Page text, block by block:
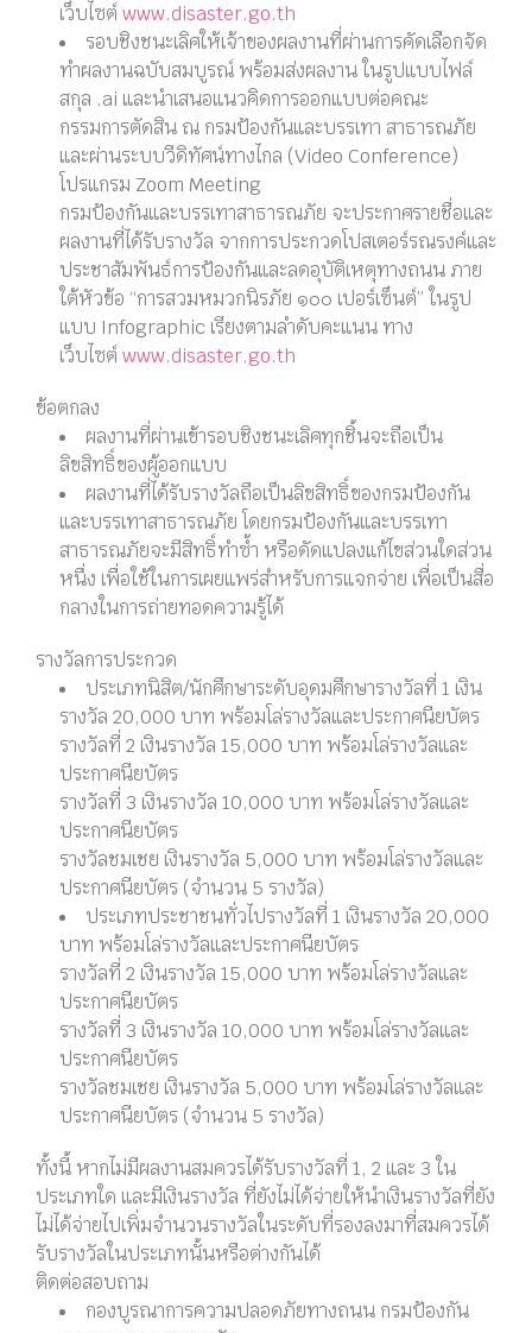
เว็บไซต์ www.disaster.go.th
รอบชิงชนะเลิศให้เจ้าของผลงานที่ผ่านการคัดเลือกจัด
ทําผลงานฉบับสมบูรณ์ พร้อมส่งผลงาน ในรูปแบบไฟล์
สกุล .ai และนําเสนอแนวคิดการออกแบบต่อคณะ
กรรมการตัดสิน ณ กรมป้องกันและบรรเทา สาธารณภัย
และผ่านระบบวีดิทัศน์ทางไกล (Video Conference)
โปรแกรม Zoom Meeting
กรมป้องกันและบรรเทาสาธารณภัย จะประกาศรายชื่อและ
ผลงานที่ได้รับรางวัล จากการประกวดโปสเตอร์รณรงค์และ
ประชาสัมพันธ์การป้องกันและลดอุบัติเหตุทางถนน ภาย
ใต้หัวข้อ “การสวมหมวกนิรภัย ๑๐๐ เปอร์เซ็นต์” ในรูป
แบบ Infographic เรียงตามลําดับคะแนน ทาง
เว็บไซต์ www.disaster.go.th
ข้อตกลง
ผลงานที่ผ่านเข้ารอบชิงชนะเลิศทุกชิ้นจะถือเป็น
ลิขสิทธิ์ของผู้ออกแบบ
ผลงานที่ได้รับรางวัลถือเป็นลิขสิทธิ์ของกรมป้องกัน
และบรรเทาสาธารณภัย โดยกรมป้องกันและบรรเทา
สาธารณภัยจะมีสิทธิ์ทําซ้ำ หรือดัดแปลงแก้ไขส่วนใดส่วน
หนึ่ง เพื่อใช้ในการเผยแพร่สําหรับการแจกจ่าย เพื่อเป็นสื่อ
กลางในการถ่ายทอดความรู้ได้
รางวัลการประกวด
ประเภทนิสิต/นักศึกษาระดับอุดมศึกษารางวัลที่ 1 เงิน
รางวัล 20,000 บาท พร้อมโล่รางวัลและประกาศนียบัตร
รางวัลที่ 2 เงินรางวัล 15,000 บาท พร้อมโล่รางวัลและ
ประกาศนียบัตร
รางวัลที่ 3 เงินรางวัล 10,000 บาท พร้อมโล่รางวัลและ
ประกาศนียบัตร
รางวัลชมเชย เงินรางวัล 5,000 บาท พร้อมโล่รางวัลและ
ประกาศนียบัตร (จํานวน 5 รางวัล)
ประเภทประชาชนทั่วไปรางวัลที่ 1 เงินรางวัล 20,000
บาท พร้อมโล่รางวัลและประกาศนียบัตร
รางวัลที่ 2 เงินรางวัล 15,000 บาท พร้อมโล่รางวัลและ
ประกาศนียบัตร
รางวัลที่ 3 เงินรางวัล 10,000 บาท พร้อมโล่รางวัลและ
ประกาศนียบัตร
รางวัลชมเชย เงินรางวัล 5,000 บาท พร้อมโล่รางวัลและ
ประกาศนียบัตร (จํานวน 5 รางวัล)
ทั้งนี้ หากไม่มีผลงานสมควรได้รับรางวัลที่ 1, 2 และ 3 ใน
ประเภทใด และมีเงินรางวัล ที่ยังไม่ได้จ่ายให้นําเงินรางวัลที่ยัง
ไม่ได้จ่ายไปเพิ่มจํานวนรางวัลในระดับที่รองลงมาที่สมควรได้
รับรางวัลในประเภทนั้นหรือต่างกันได้
ติดต่อสอบถาม
กองบูรณาการความปลอดภัยทางถนน กรมป้องกัน